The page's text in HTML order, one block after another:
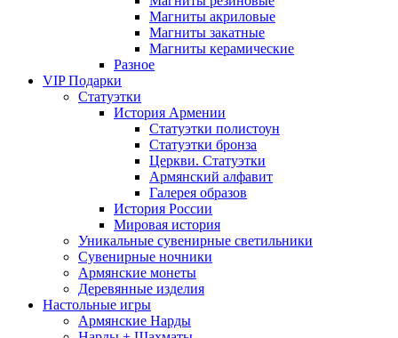
Магниты акриловые
Магниты закатные
Магниты керамические
Разное
VIP Подарки
Статуэтки
История Армении
Статуэтки полистоун
Статуэтки бронза
Церкви. Статуэтки
Армянский алфавит
Галерея образов
История России
Мировая история
Уникальные сувенирные светильники
Сувенирные ночники
Армянские монеты
Деревянные изделия
Настольные игры
Армянские Нарды